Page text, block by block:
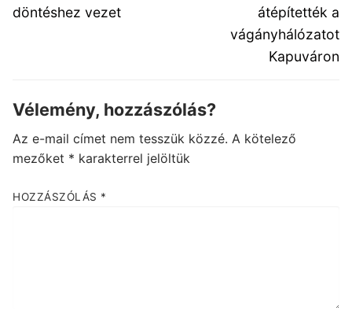
döntéshez vezet
átépítették a
vágányhálózatot
Kapuváron
Vélemény, hozzászólás?
Az e-mail címet nem tesszük közzé. A kötelező
mezőket * karakterrel jelöltük
HOZZÁSZÓLÁS *